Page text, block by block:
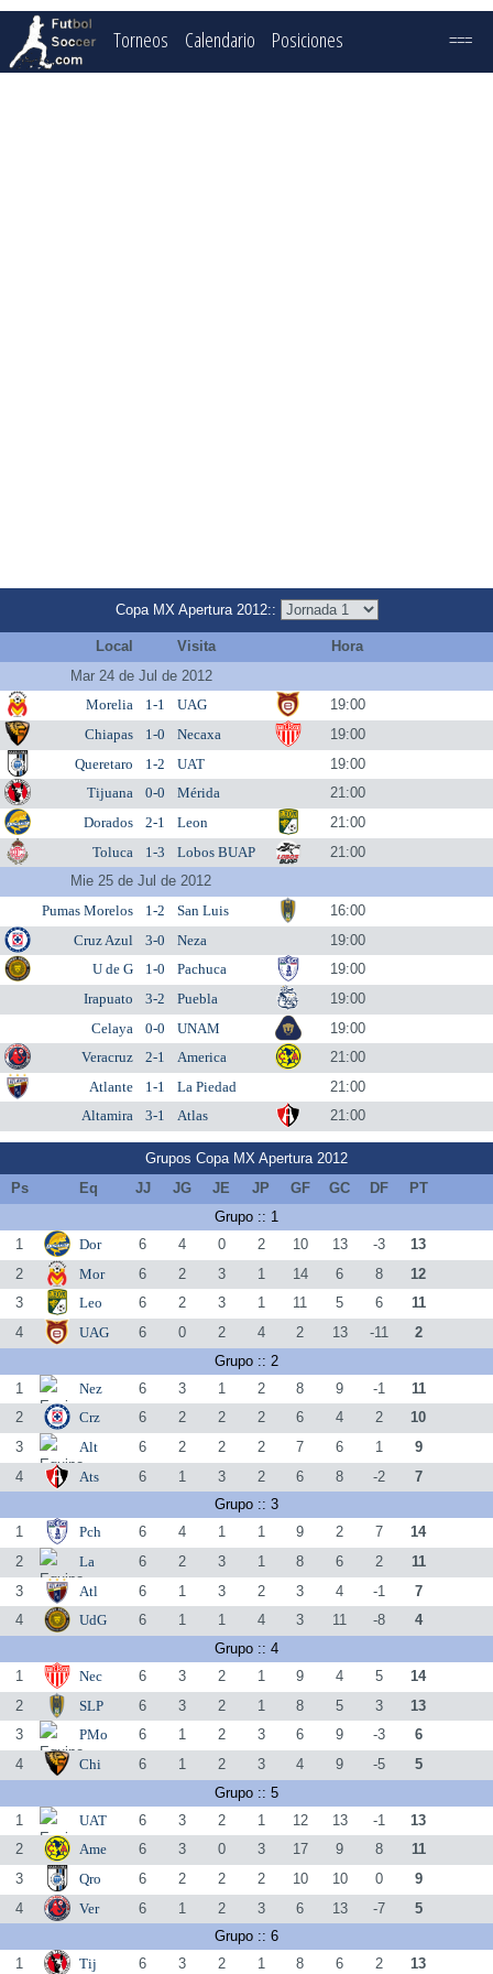
Torneos Calendario Posiciones ===
Copa MX Apertura 2012::
Local Visita
Hora
Mar 24 de Jul de 2012
Morelia
1-1 UAG
19:00
Chiapas
1-0 Necaxa
19:00
Queretaro
1-2 UAT
19:00
Tijuana
0-0 Mérida
21:00
Dorados
2-1 Leon
21:00
Toluca
1-3 Lobos BUAP
21:00
Mie 25 de Jul de 2012
Pumas Morelos
1-2 San Luis
16:00
Cruz Azul
3-0 Neza
19:00
U de G
1-0 Pachuca
19:00
Irapuato
3-2 Puebla
19:00
Celaya
0-0 UNAM
19:00
Veracruz
2-1 America
21:00
Atlante
1-1 La Piedad
21:00
Altamira
3-1 Atlas 21:00
Grupos Copa MX Apertura 2012
Ps
Eq JJ JG JE JP GF GC DF
PT
Grupo :: 1
1
Dor 6 4 0 2 10 13 -3
13
2
Mor 6 2 3 1 14 6 8
12
3
Leo 6 2 3 1 11 5 6
11
4
UAG 6 0 2 4 2 13 -11
2
Grupo :: 2
1
Nez 6 3 1 2 8 9 -1
11
2
Crz 6 2 2 2 6 4 2
10
3
Alt 6 2 2 2 7 6 1
9
4
Ats 6 1 3 2 6 8 -2
7
Grupo :: 3
1
Pch 6 4 1 1 9 2 7
14
2
La 6 2 3 1 8 6 2
11
3
Atl 6 1 3 2 3 4 -1
7
4
UdG 6 1 1 4 3 11 -8
4
Grupo :: 4
1
Nec 6 3 2 1 9 4 5
14
2
SLP 6 3 2 1 8 5 3
13
3
PMo 6 1 2 3 6 9 -3
6
4
Chi 6 1 2 3 4 9 -5
5
Grupo :: 5
1
UAT 6 3 2 1 12 13 -1
13
2
Ame 6 3 0 3 17 9 8
11
3
Qro 6 2 2 2 10 10 0
9
4
Ver 6 1 2 3 6 13 -7
5
Grupo :: 6
1
Tij 6 3 2 1 8 6 2 13